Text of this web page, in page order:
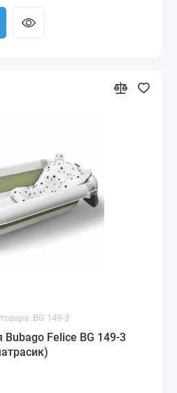
BG 149-3
Bubago Felice BG 149-3